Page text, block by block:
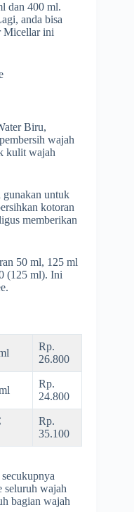
dan 400 ml.
anda bisa
Micellar ini
Biru,
wajah
kulit wajah
gunakan untuk
kotoran
memberikan
50 ml, 125 ml
(125 ml). Ini
Rp.
26.800
Rp.
24.800
Rp.
35.100
seluruh wajah
bagian wajah